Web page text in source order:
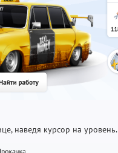
наведя курсор на уровень.